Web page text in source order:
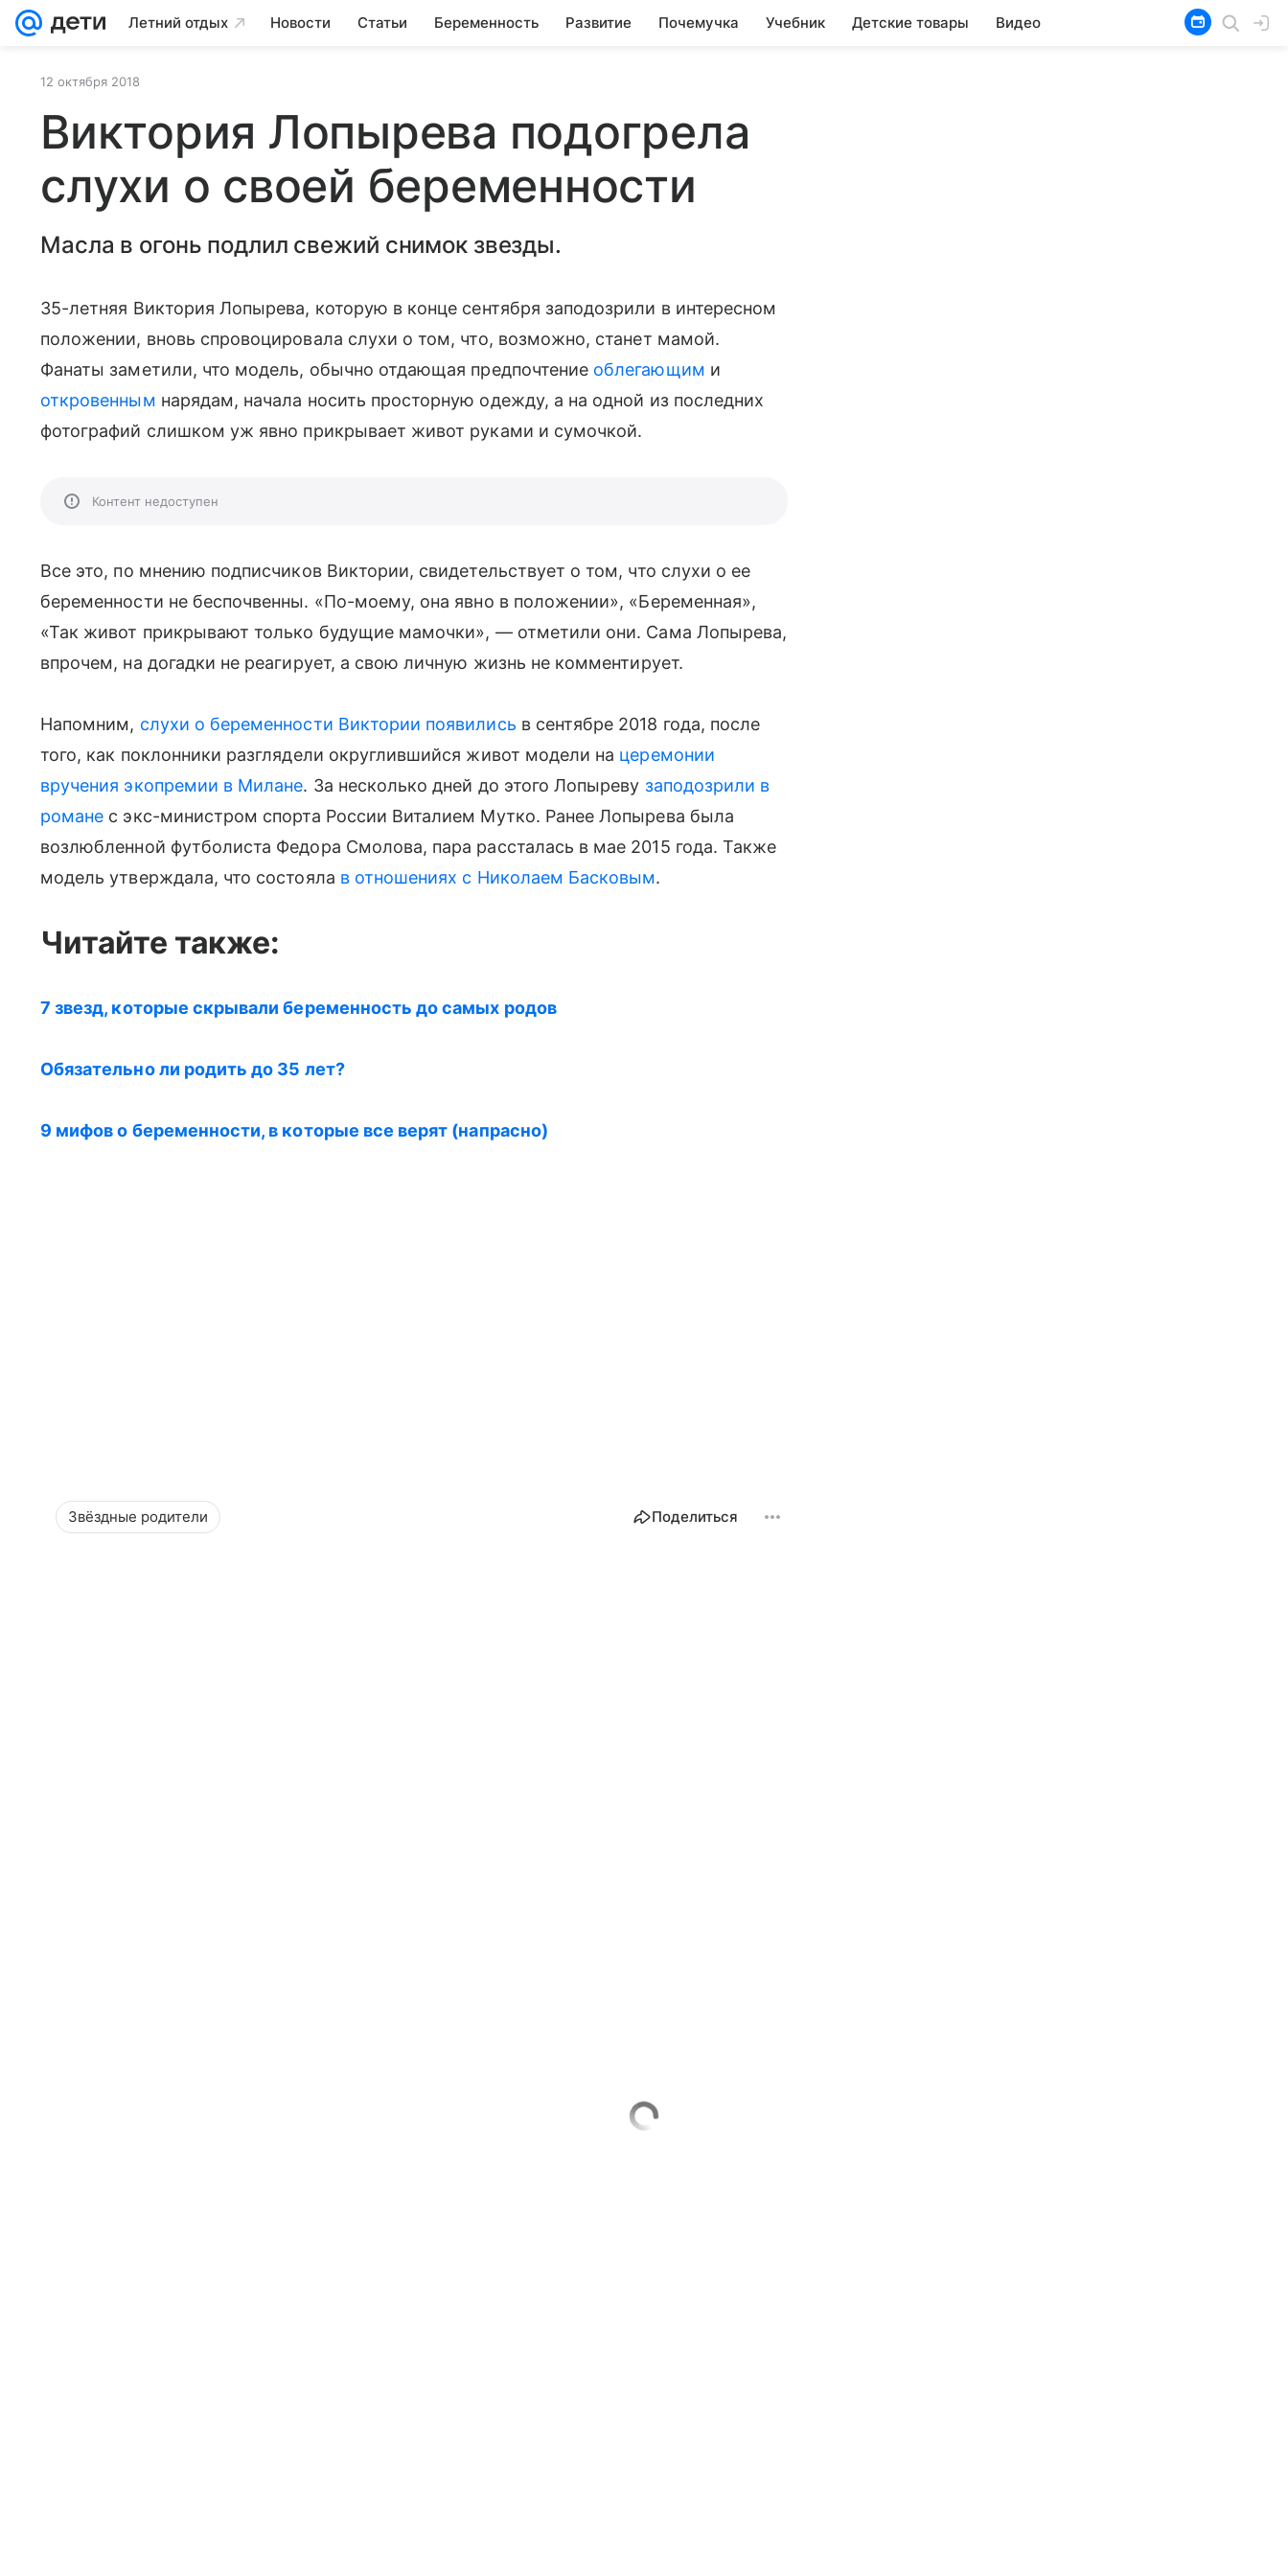
Летний отдых Новости Статьи Беременность Развитие Почемучка Учебник Детские товары Видео
12 октября 2018
Виктория Лопырева подогрела
слухи о своей беременности
Масла в огонь подлил свежий снимок звезды.
35-летняя Виктория Лопырева, которую в конце сентября заподозрили в интересном
положении, вновь спровоцировала слухи о том, что, возможно, станет мамой.
Фанаты заметили, что модель, обычно отдающая предпочтение облегающим и
откровенным нарядам, начала носить просторную одежду, а на одной из последних
фотографий слишком уж явно прикрывает живот руками и сумочкой.
Контент недоступен
Все это, по мнению подписчиков Виктории, свидетельствует о том, что слухи о ее
беременности не беспочвенны. «По-моему, она явно в положении», «Беременная»,
«Так живот прикрывают только будущие мамочки», — отметили они. Сама Лопырева,
впрочем, на догадки не реагирует, а свою личную жизнь не комментирует.
Напомним, слухи о беременности Виктории появились в сентябре 2018 года, после
того, как поклонники разглядели округлившийся живот модели на церемонии
вручения экопремии в Милане. За несколько дней до этого Лопыреву заподозрили в
романе с экс-министром спорта России Виталием Мутко. Ранее Лопырева была
возлюбленной футболиста Федора Смолова, пара рассталась в мае 2015 года. Также
модель утверждала, что состояла в отношениях с Николаем Басковым.
Читайте также:
7 звезд, которые скрывали беременность до самых родов
Обязательно ли родить до 35 лет?
9 мифов о беременности, в которые все верят (напрасно)
Звёздные родители Поделиться